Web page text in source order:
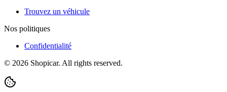
Trouvez un véhicule
Nos politiques
Confidentialité
© 2026 Shopicar. All rights reserved.